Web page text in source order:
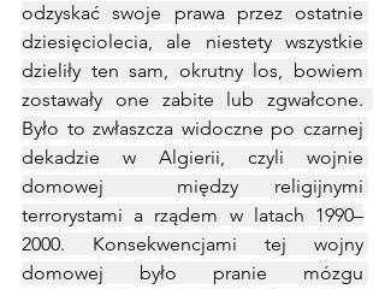
odzyskać swoje prawa przez ostatnie
dziesięciolecia, ale niestety wszystkie
dzieliły ten sam, okrutny los, bowiem
zostawały one zabite lub zgwałcone.
Było to zwłaszcza widoczne po czarnej
dekadzie w Algierii, czyli wojnie
domowej  między religijnymi
terrorystami a rządem w latach 1990–
2000. Konsekwencjami tej wojny
domowej było pranie mózgu